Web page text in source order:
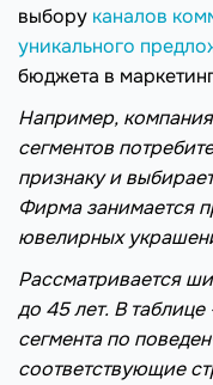
выбору каналов
уникального
бюджета в
Например,
сегментов
признаку и
Фирма занимается
ювелирных
Рассматривается
до 45 лет. В
сегмента по
соответствующие